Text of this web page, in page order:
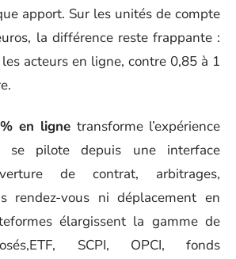
apport. Sur les unités de compte
la différence reste frappante :
acteurs en ligne, contre 0,85 à 1
en ligne transforme l’expérience
se pilote depuis une interface
de contrat, arbitrages,
rendez-vous ni déplacement en
élargissent la gamme de
SCPI, OPCI, fonds